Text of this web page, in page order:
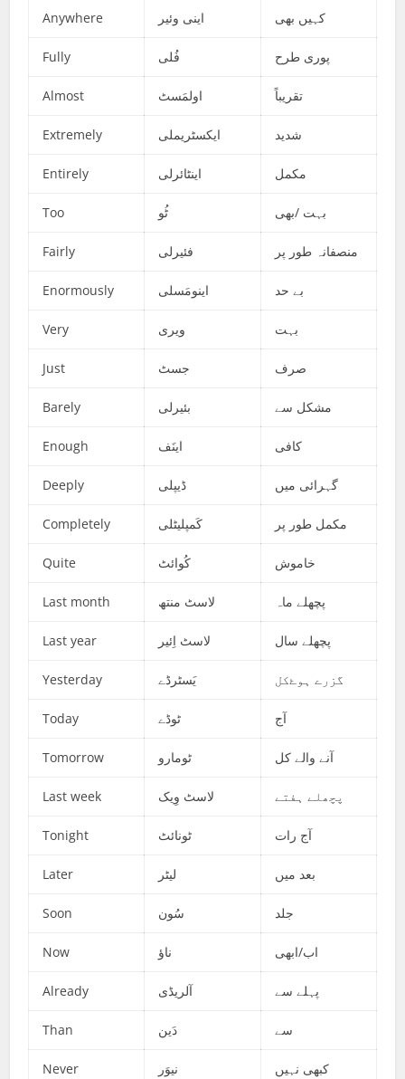
Anywhere اینی وئیر کہیں بھی
Fully فُلی پوری طرح
Almost اولمَسٹ تقریباً
Extremely ایکسٹریملی شدید
Entirely اینٹائرلی مکمل
Too ٹُو بہت /بھی
Fairly فئیرلی منصفانہ طور پر
Enormously اینومَسلی بے حد
Very ویری بہت
Just جسٹ صرف
Barely بئیرلی مشکل سے
Enough اینَف کافی
Deeply ڈیپلی گہرائی میں
Completely کَمپلیٹلی مکمل طور پر
Quite کُوائٹ خاموش
Last month لاسٹ منتھ پچھلے ماہ
Last year لاسٹ اِئیر پچھلے سال
Yesterday یَسٹرڈے گزرے ہوۓکل
Today ٹوڈے آج
Tomorrow ٹومارو آنے والے کل
Last week لاسٹ وِیک پچھلے ہفتے
Tonight ٹونائٹ آج رات
Later لیٹر بعد میں
Soon سُون جلد
Now ناؤ اب/ابھی
Already آلریڈی پہلے سے
Than دَین سے
Never نیوَر کبھی نہیں